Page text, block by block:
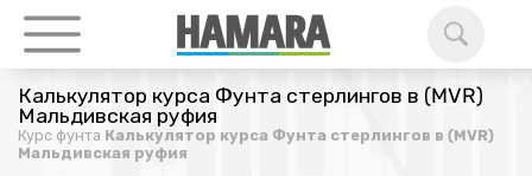
Калькулятор курса Фунта стерлингов в (MVR)
Мальдивская руфия
Курс фунта Калькулятор курса Фунта стерлингов в (MVR)
Мальдивская руфия